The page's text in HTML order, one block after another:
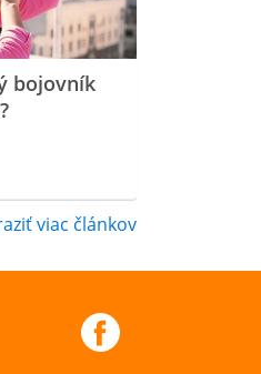
bojovník
viac článkov